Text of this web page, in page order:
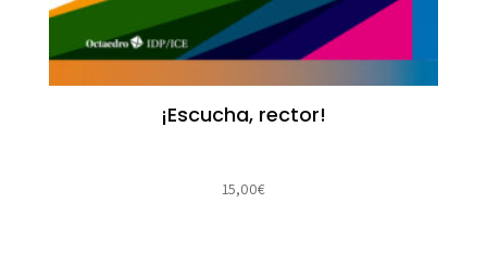
¡Escucha, rector!
15,00€